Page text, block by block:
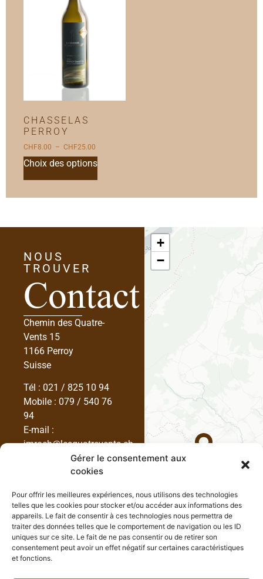
Gérer le consentement aux
cookies
Pour offrir les meilleures expériences, nous utilisons des technologies
telles que les cookies pour stocker et/ou accéder aux informations des
appareils. Le fait de consentir à ces technologies nous permettra de
traiter des données telles que le comportement de navigation ou les ID
uniques sur ce site. Le fait de ne pas consentir ou de retirer son
consentement peut avoir un effet négatif sur certaines caractéristiques
et fonctions.
CHASSELAS
PERROY
CHF8.00 – CHF25.00
Choix des options
NOUS
TROUVER
Contact
Chemin des Quatre-
Vents 15
1166 Perroy
Suisse
Tél : 021 / 825 10 94
Mobile : 079 / 540 76
94
E-mail :
jmroch@lesquatrevents.ch
+
−